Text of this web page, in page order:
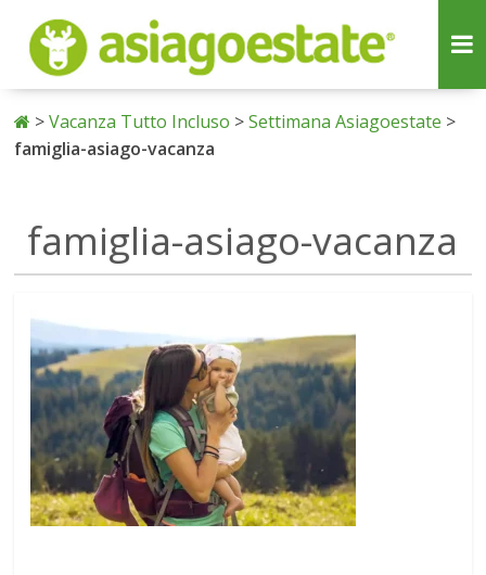
>Vacanza Tutto Incluso >Settimana Asiagoestate >
famiglia-asiago-vacanza
famiglia-asiago-vacanza